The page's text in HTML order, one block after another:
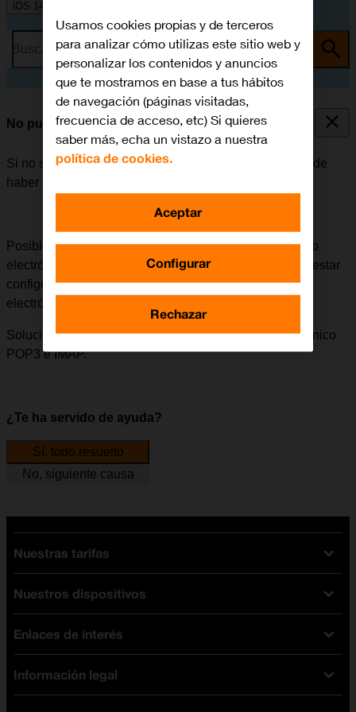
iOS 14.0
Busca por problema o tema
No puedo enviar ni recibir correo electrónico
Si no se puede enviar ni recibir correo electrónico, puede
haber varias causas posibles al problema.
Posible causa 1 de 3:Para poder enviar y recibir correo
electrónico a través de POP3/IMAP, el móvil tiene que estar
configurado correctamente para este tipo de correo
electrónico.
Solución:Cómo configurar el móvil para correo electrónico
POP3 e IMAP.
¿Te ha servido de ayuda?
Sí, todo resuelto
No, siguiente causa
Nuestras tarifas
Tarifas Orange
Tarifas fibra y móvil
Tarifas móviles
Tarifas internet y fibra
Tarifas de tarjeta prepago
Nuestros dispositivos
Ofertas en móviles
iPhone
PlayStation 5
Enlaces de interés
Test de velocidad
Buscador de tiendas
Información legal
Usamos cookies propias y de terceros
para analizar cómo utilizas este sitio web y
personalizar los contenidos y anuncios
que te mostramos en base a tus hábitos
de navegación (páginas visitadas,
frecuencia de acceso, etc) Si quieres
saber más, echa un vistazo a nuestra
política de cookies.
Configurar
Rechazar
Aceptar